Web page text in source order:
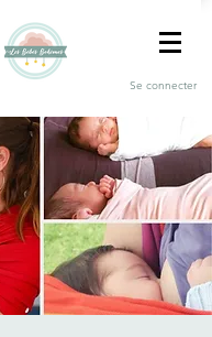
Se connecter